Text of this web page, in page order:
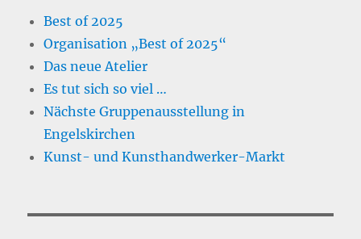
Best of 2025
Organisation „Best of 2025“
Das neue Atelier
Es tut sich so viel …
Nächste Gruppenausstellung in
Engelskirchen
Kunst- und Kunsthandwerker-Markt